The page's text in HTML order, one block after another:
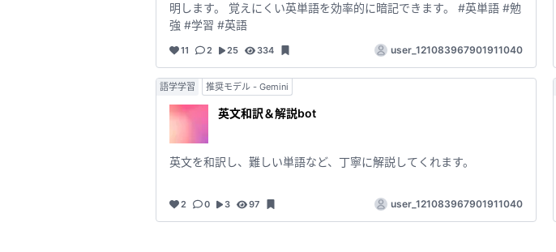
明します。 覚えにくい英単語を効率的に暗記できます。 #英単語 #勉
強 #学習 #英語
11 2 25 334 user_121083967901911040
語学学習 推奨モデル - Gemini
英文和訳＆解説bot
英文を和訳し、難しい単語など、丁寧に解説してくれます。
2 0 3 97 user_121083967901911040